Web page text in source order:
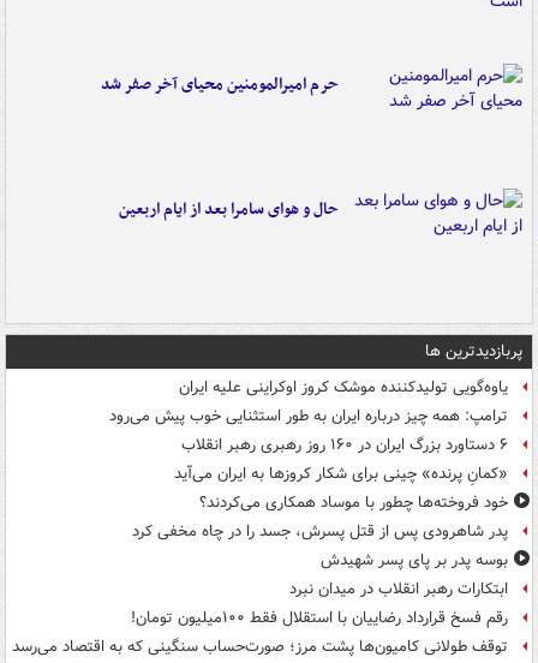
حرم امیرالمومنین محیای آخر صفر شد
حال و هوای سامرا بعد از ایام اربعین
پربازدیدترین ها
یاوه‌گویی تولیدکننده موشک کروز اوکراینی علیه ایران
ترامپ: همه چیز درباره ایران به طور استثنایی خوب پیش می‌رود
۶ دستاورد بزرگ ایران در ۱۶۰ روز رهبری رهبر انقلاب
«کمانِ پرنده» چینی برای شکار کروزها به ایران می‌آید
خود فروخته‌ها چطور با موساد همکاری می‌کردند؟
پدر شاهرودی پس از قتل پسرش، جسد را در چاه مخفی کرد
بوسه‌ پدر بر پای پسر شهیدش
ابتکارات رهبر انقلاب در میدان نبرد
رقم فسخ قرارداد رضاییان با استقلال فقط ۱۰۰میلیون تومان!
توقف طولانی کامیون‌ها پشت مرز؛ صورت‌حساب سنگینی که به اقتصاد می‌رسد